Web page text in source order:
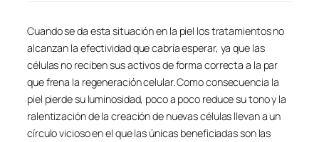
Cuando se da esta situación en la piel los tratamientos no
alcanzan la efectividad que cabría esperar, ya que las
células no reciben sus activos de forma correcta a la par
que frena la regeneración celular. Como consecuencia la
piel pierde su luminosidad, poco a poco reduce su tono y la
ralentización de la creación de nuevas células llevan a un
círculo vicioso en el que las únicas beneficiadas son las